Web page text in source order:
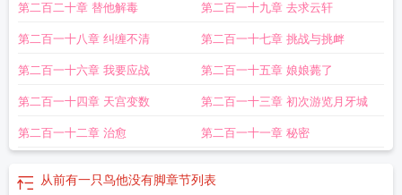
有脚
从前有只小凤鸟 北山七欢 从前有一只小鸡 有一只美丽的小鸟
凤鸟短剧视频 从前有只小凤鸟短剧视频大全从前有个小鸟从前有一只神鸟
鸟是什么歌
第二百二十章 替他解毒 第二百一十九章 去求云轩
第二百一十八章 纠缠不清 第二百一十七章 挑战与挑衅
第二百一十六章 我要应战 第二百一十五章 娘娘薨了
第二百一十四章 天宫变数 第二百一十三章 初次游览月牙城
第二百一十二章 治愈 第二百一十一章 秘密
从前有一只鸟他没有脚章节列表